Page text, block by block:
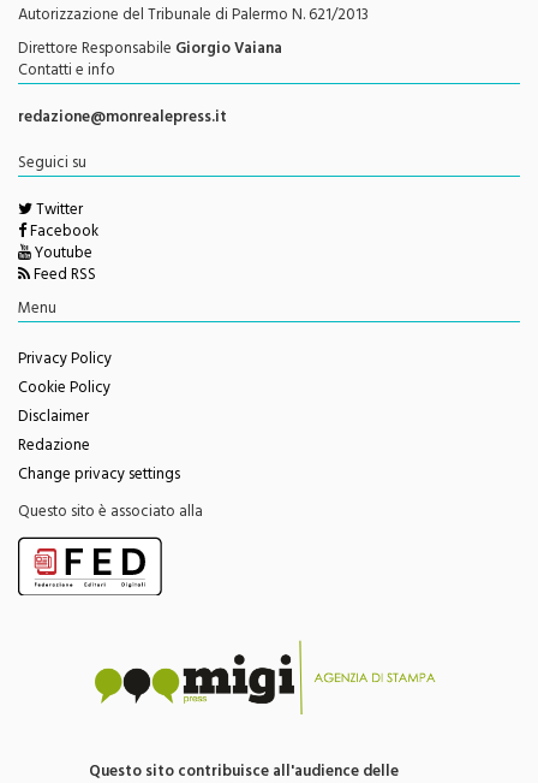
Autorizzazione del Tribunale di Palermo N. 621/2013
Direttore Responsabile Giorgio Vaiana
Contatti e info
redazione@monrealepress.it
Seguici su
Twitter
Facebook
Youtube
Feed RSS
Menu
Privacy Policy
Cookie Policy
Disclaimer
Redazione
Change privacy settings
Questo sito è associato alla
Questo sito contribuisce all'audience delle